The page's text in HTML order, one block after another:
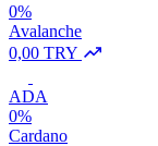
0%
Avalanche
0,00 TRY
ADA
0%
Cardano